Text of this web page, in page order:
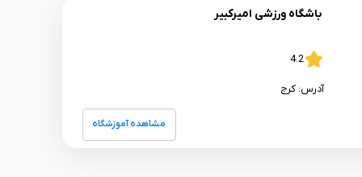
باشگاه ورزشی امیرکبیر
4.2
آدرس: کرج
مشاهده آموزشگاه